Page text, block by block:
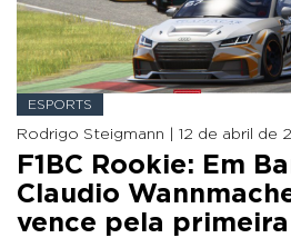
ESPORTS
Rodrigo Steigmann | 12 de abril de
F1BC Rookie: Em
Claudio
vence pela primeira